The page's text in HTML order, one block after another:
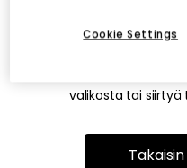
Tämä voi johtua siitä, että
on siirretty muualle.
valikosta tai siirtyä
Cookie Settings